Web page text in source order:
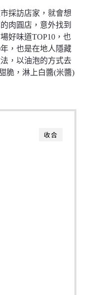
採訪店家，就會想
肉圓店，意外找到
好味道TOP10，也
，也是在地人隱藏
，以油泡的方式去
脆，淋上白醬(米醬)
收合